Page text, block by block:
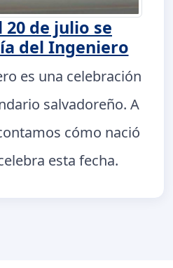
20 de julio se
del Ingeniero
es una celebración
salvadoreño. A
cómo nació
esta fecha.